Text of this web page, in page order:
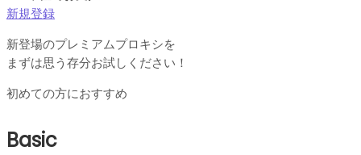
新規登録
新登場のプレミアムプロキシを
まずは思う存分お試しください！
初めての方におすすめ
Basic